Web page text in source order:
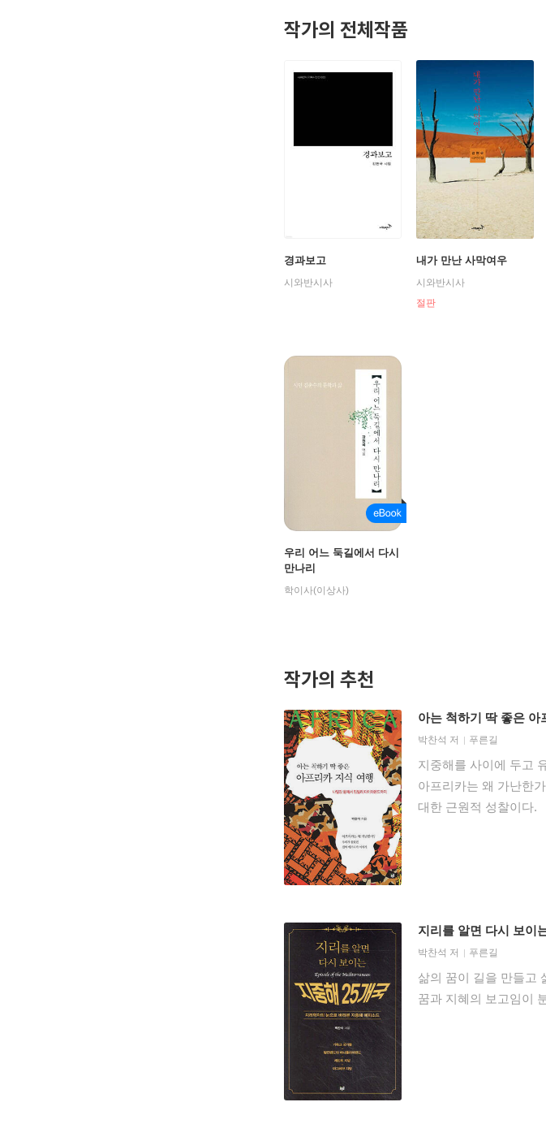
작가의 전체작품
경과보고
시와반시사
내가 만난 사막여우
시와반시사
절판
우리 어느 둑길에서 다시
만나리
학이사(이상사)
작가의 추천
아는 척하기 딱 좋은 아
박찬석 저 푸른길
지중해를 사이에 두고
아프리카는 왜 가난한
대한 근원적 성찰이다.
지리를 알면 다시 보이
박찬석 저 푸른길
삶의 꿈이 길을 만들고
꿈과 지혜의 보고임이